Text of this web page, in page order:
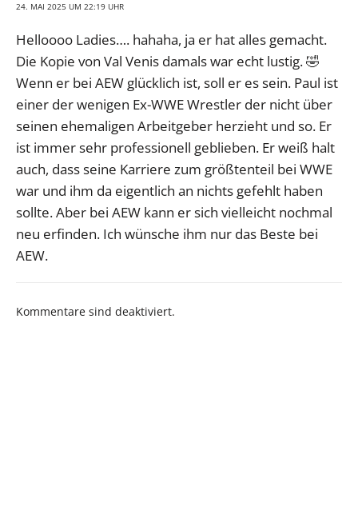
24. MAI 2025 UM 22:19 UHR
Helloooo Ladies…. hahaha, ja er hat alles gemacht.
Die Kopie von Val Venis damals war echt lustig. 🤣
Wenn er bei AEW glücklich ist, soll er es sein. Paul ist
einer der wenigen Ex-WWE Wrestler der nicht über
seinen ehemaligen Arbeitgeber herzieht und so. Er
ist immer sehr professionell geblieben. Er weiß halt
auch, dass seine Karriere zum größtenteil bei WWE
war und ihm da eigentlich an nichts gefehlt haben
sollte. Aber bei AEW kann er sich vielleicht nochmal
neu erfinden. Ich wünsche ihm nur das Beste bei
AEW.
Kommentare sind deaktiviert.